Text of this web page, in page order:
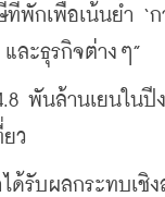
กเพื่อเน้นย้ำ ‘ก
ละธุรกิจต่างๆ”
พันล้านเยนใน
ว
รับผลกระทบเชิ